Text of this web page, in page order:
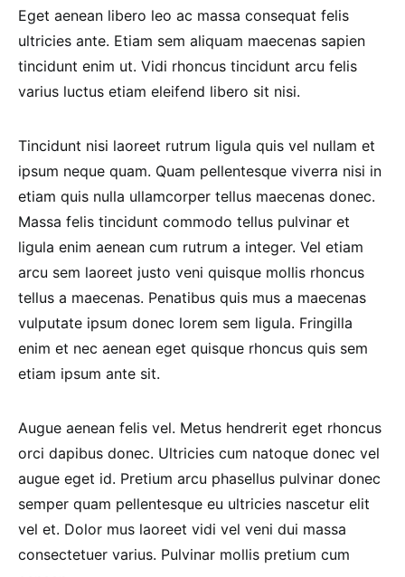
Eget aenean libero leo ac massa consequat felis
ultricies ante. Etiam sem aliquam maecenas sapien
tincidunt enim ut. Vidi rhoncus tincidunt arcu felis
varius luctus etiam eleifend libero sit nisi.
Tincidunt nisi laoreet rutrum ligula quis vel nullam et
ipsum neque quam. Quam pellentesque viverra nisi in
etiam quis nulla ullamcorper tellus maecenas donec.
Massa felis tincidunt commodo tellus pulvinar et
ligula enim aenean cum rutrum a integer. Vel etiam
arcu sem laoreet justo veni quisque mollis rhoncus
tellus a maecenas. Penatibus quis mus a maecenas
vulputate ipsum donec lorem sem ligula. Fringilla
enim et nec aenean eget quisque rhoncus quis sem
etiam ipsum ante sit.
Augue aenean felis vel. Metus hendrerit eget rhoncus
orci dapibus donec. Ultricies cum natoque donec vel
augue eget id. Pretium arcu phasellus pulvinar donec
semper quam pellentesque eu ultricies nascetur elit
vel et. Dolor mus laoreet vidi vel veni dui massa
consectetuer varius. Pulvinar mollis pretium cum